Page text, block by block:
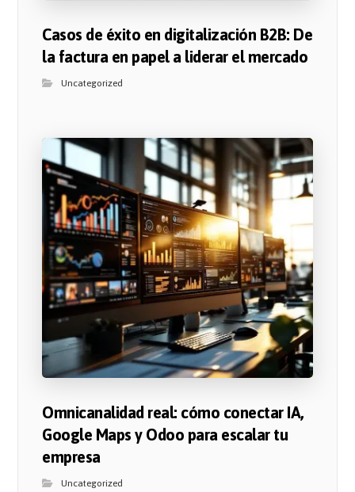
Casos de éxito en digitalización B2B: De
la factura en papel a liderar el mercado
Uncategorized
Omnicanalidad real: cómo conectar IA,
Google Maps y Odoo para escalar tu
empresa
Uncategorized